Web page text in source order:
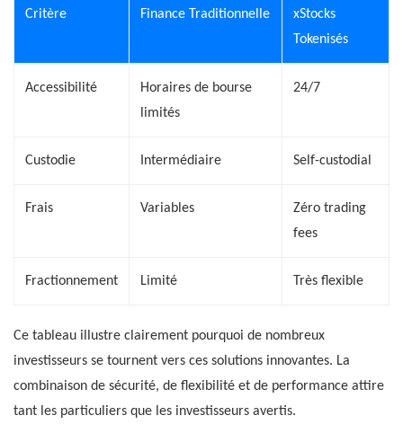
Critère Finance Traditionnelle
xStocks
Tokenisés
Accessibilité
Horaires de bourse
limités
24/7
Custodie Intermédiaire Self-custodial
Frais Variables
Zéro trading
fees
Fractionnement Limité Très flexible
Ce tableau illustre clairement pourquoi de nombreux
investisseurs se tournent vers ces solutions innovantes. La
combinaison de sécurité, de flexibilité et de performance attire
tant les particuliers que les investisseurs avertis.